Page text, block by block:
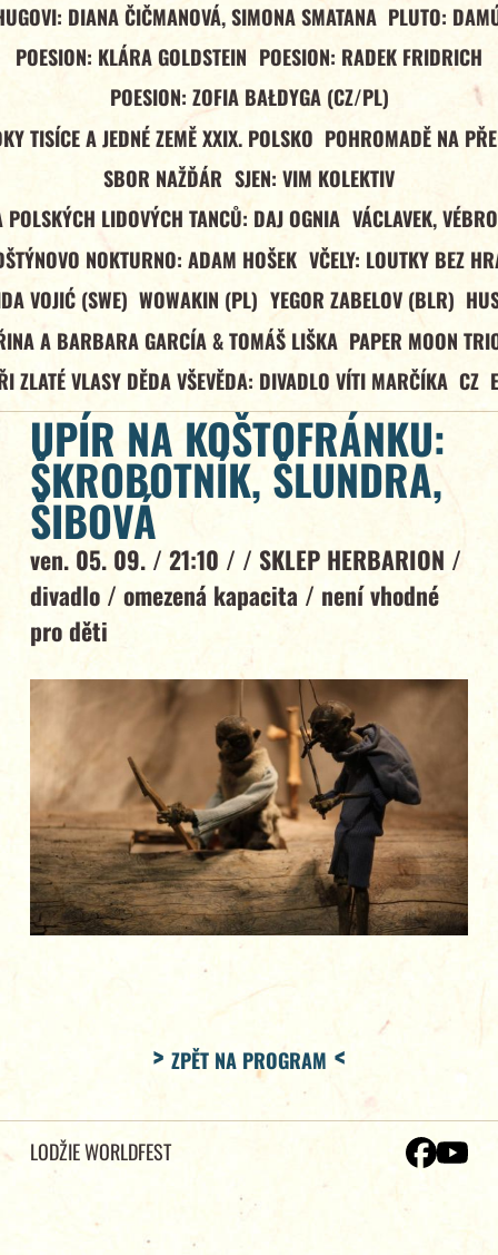
DIANA ČIČMANOVÁ, SIMONA SMATANA PLUTO:
POESION: KLÁRA GOLDSTEIN POESION: RADEK FRIDRICH
POESION: ZOFIA BAŁDYGA (CZ/PL)
TISÍCE A JEDNÉ ZEMĚ XXIX. POLSKO POHROMADĚ NA
SBOR NAŽĎÁR SJEN: VIM KOLEKTIV
POLSKÝCH LIDOVÝCH TANCŮ: DAJ OGNIA VÁCLAVEK,
NOKTURNO: ADAM HOŠEK VČELY: LOUTKY BEZ
VOJIĆ (SWE) WOWAKIN (PL) YEGOR ZABELOV (BLR)
A BARBARA GARCÍA & TOMÁŠ LIŠKA PAPER MOON
ZLATÉ VLASY DĚDA VŠEVĚDA: DIVADLO VÍTI MARČÍKA CZ
UPÍR NA KOŠTOFRÁNKU:
ŠKROBOTNÍK, ŠLUNDRA,
ŠIBOVÁ
ven. 05. 09. / 21:10 / / SKLEP HERBARION /
divadlo / omezená kapacita / není vhodné
pro děti
ZPĚT NA PROGRAM
LODŽIE WORLDFEST